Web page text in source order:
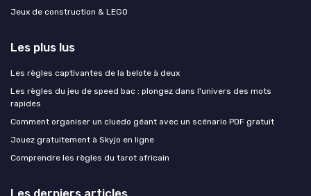
Jeux de construction & LEGO
Les plus lus
Les règles captivantes de la belote à deux
Les règles du jeu de speed bac : plongez dans l'univers des mots
rapides
Comment organiser un cluedo géant avec un scénario PDF gratuit
Jouez gratuitement à Skyjo en ligne
Comprendre les règles du tarot africain